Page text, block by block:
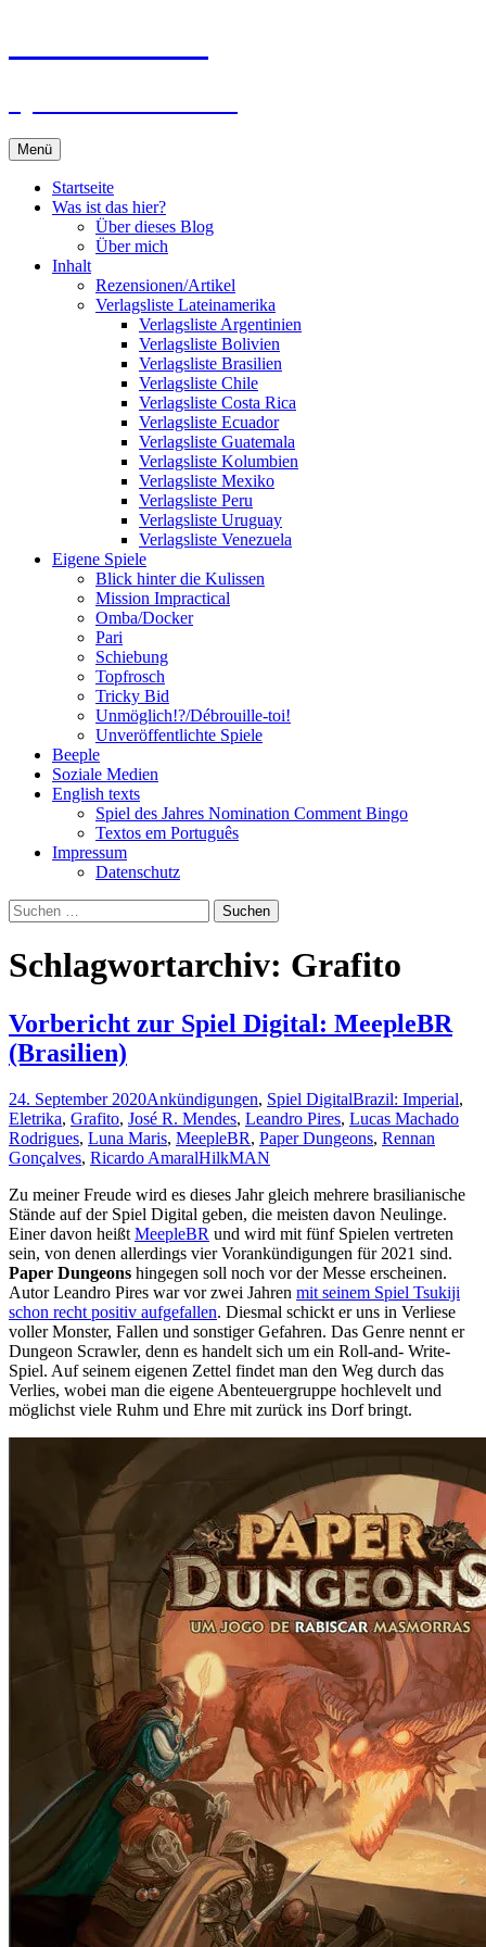
Menü
Startseite
Was ist das hier?
Über dieses Blog
Über mich
Inhalt
Rezensionen/Artikel
Verlagsliste Lateinamerika
Verlagsliste Argentinien
Verlagsliste Bolivien
Verlagsliste Brasilien
Verlagsliste Chile
Verlagsliste Costa Rica
Verlagsliste Ecuador
Verlagsliste Guatemala
Verlagsliste Kolumbien
Verlagsliste Mexiko
Verlagsliste Peru
Verlagsliste Uruguay
Verlagsliste Venezuela
Eigene Spiele
Blick hinter die Kulissen
Mission Impractical
Omba/Docker
Pari
Schiebung
Topfrosch
Tricky Bid
Unmöglich!?/Débrouille-toi!
Unveröffentlichte Spiele
Beeple
Soziale Medien
English texts
Spiel des Jahres Nomination Comment Bingo
Textos em Português
Impressum
Datenschutz
Suchen
nach:
Schlagwortarchiv: Grafito
Vorbericht zur Spiel Digital: MeepleBR
(Brasilien)
24. September 2020Ankündigungen, Spiel DigitalBrazil: Imperial,
Eletrika, Grafito, José R. Mendes, Leandro Pires, Lucas Machado
Rodrigues, Luna Maris, MeepleBR, Paper Dungeons, Rennan
Gonçalves, Ricardo AmaralHilkMAN
Zu meiner Freude wird es dieses Jahr gleich mehrere brasilianische
Stände auf der Spiel Digital geben, die meisten davon Neulinge.
Einer davon heißt MeepleBR und wird mit fünf Spielen vertreten
sein, von denen allerdings vier Vorankündigungen für 2021 sind.
Paper Dungeons hingegen soll noch vor der Messe erscheinen.
Autor Leandro Pires war vor zwei Jahren mit seinem Spiel Tsukiji
schon recht positiv aufgefallen. Diesmal schickt er uns in Verliese
voller Monster, Fallen und sonstiger Gefahren. Das Genre nennt er
Dungeon Scrawler, denn es handelt sich um ein Roll-and- Write-
Spiel. Auf seinem eigenen Zettel findet man den Weg durch das
Verlies, wobei man die eigene Abenteuergruppe hochlevelt und
möglichst viele Ruhm und Ehre mit zurück ins Dorf bringt.